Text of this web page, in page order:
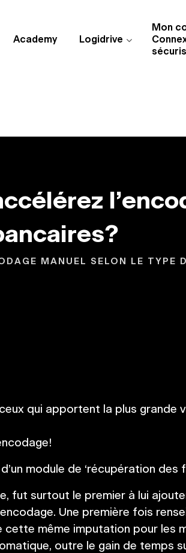
Academy Logidrive
Mon
MANUEL SELON LE TYPE
qui apportent la plus grande
module de ‘récupération des
fut surtout le premier à lui
Une première fois
même imputation pour les
outre le gain de temps